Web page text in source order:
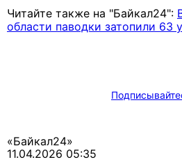
Читайте также на "Байкал24":
области паводки затопили 63
«Байкал24»
11.04.2026 05:35